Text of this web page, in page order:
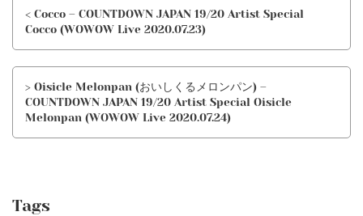
< Cocco – COUNTDOWN JAPAN 19/20 Artist Special
Cocco (WOWOW Live 2020.07.23)
> Oisicle Melonpan (おいしくるメロンパン) –
COUNTDOWN JAPAN 19/20 Artist Special Oisicle
Melonpan (WOWOW Live 2020.07.24)
Tags